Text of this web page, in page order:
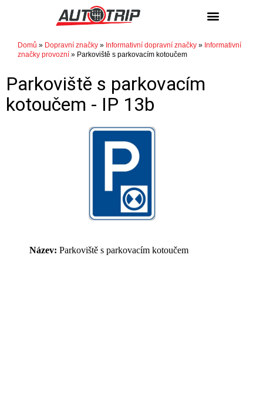
Domů » Dopravní značky » Informativní dopravní značky » Informativní
značky provozní » Parkoviště s parkovacím kotoučem
Parkoviště s parkovacím
kotoučem - IP 13b
Název: Parkoviště s parkovacím kotoučem